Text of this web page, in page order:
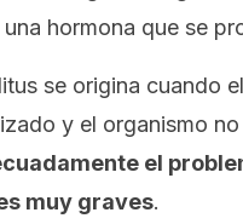
una hormona que se
se origina cuando
y el organismo
el
muy graves.